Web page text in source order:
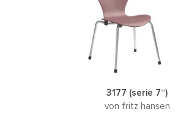
3177 (serie 7™)
von fritz hansen